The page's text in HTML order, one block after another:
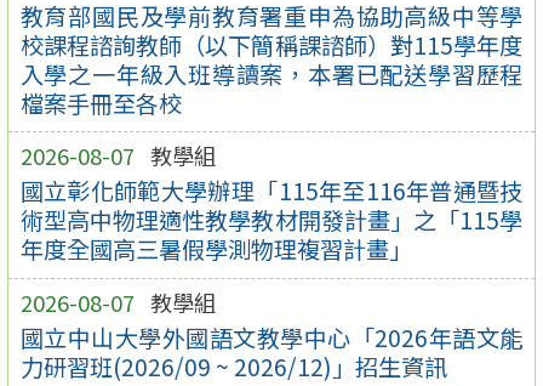
教育部國民及學前教育署重申為協助高級中等學
校課程諮詢教師（以下簡稱課諮師）對115學年度
入學之一年級入班導讀案，本署已配送學習歷程
檔案手冊至各校
2026-08-07 教學組
國立彰化師範大學辦理「115年至116年普通暨技
術型高中物理適性教學教材開發計畫」之「115學
年度全國高三暑假學測物理複習計畫」
2026-08-07 教學組
國立中山大學外國語文教學中心「2026年語文能
力研習班(2026/09 ~ 2026/12)」招生資訊